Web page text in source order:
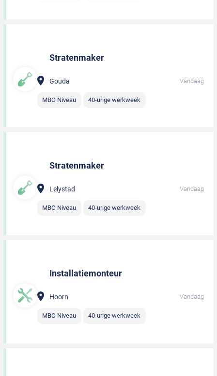
Stratenmaker
Gouda Vandaag
MBO Niveau 40-urige werkweek
Stratenmaker
Lelystad Vandaag
MBO Niveau 40-urige werkweek
Installatiemonteur
Hoorn Vandaag
MBO Niveau 40-urige werkweek